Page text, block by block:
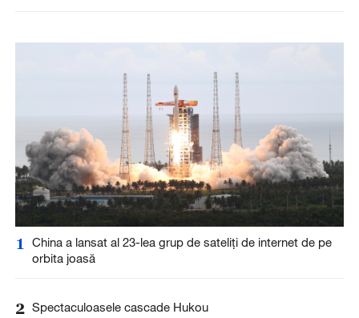
1
China a lansat al 23-lea grup de sateliți de internet de pe
orbita joasă
2 Spectaculoasele cascade Hukou